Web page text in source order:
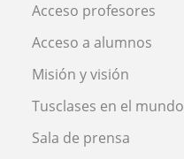
Acceso profesores
Acceso a alumnos
Misión y visión
Tusclases en el mundo
Sala de prensa